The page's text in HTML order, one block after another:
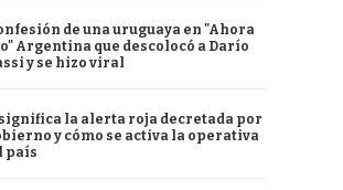
de una uruguaya en "Ahora
Argentina que descolocó a Darío
y se hizo viral
significa la alerta roja decretada por
y cómo se activa la operativa
país